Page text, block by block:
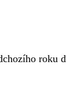
roku